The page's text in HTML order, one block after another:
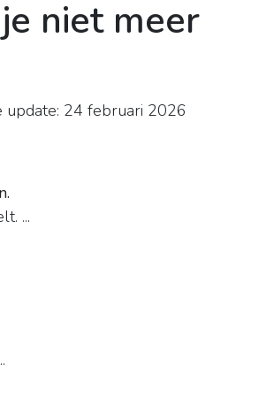
niet meer
update: 24 februari 2026
...